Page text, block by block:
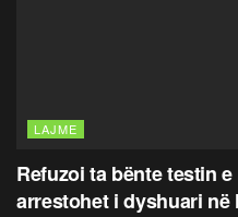
LAJME
Refuzoi ta bënte testin
arrestohet i dyshuari në